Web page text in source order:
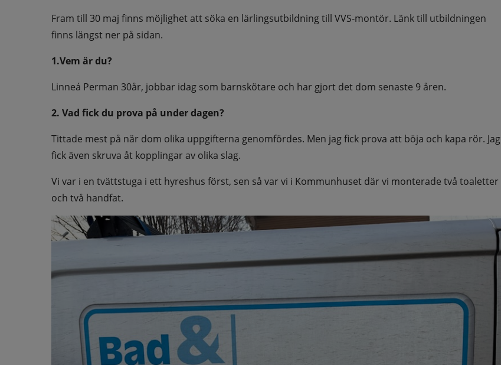
Fram till 30 maj finns möjlighet att söka en lärlingsutbildning till VVS-montör. Länk till utbildningen
finns längst ner på sidan.
1.Vem är du?
Linneá Perman 30år, jobbar idag som barnskötare och har gjort det dom senaste 9 åren.
2. Vad fick du prova på under dagen?
Tittade mest på när dom olika uppgifterna genomfördes. Men jag fick prova att böja och kapa rör. Jag
fick även skruva åt kopplingar av olika slag.
Vi var i en tvättstuga i ett hyreshus först, sen så var vi i Kommunhuset där vi monterade två toaletter
och två handfat.